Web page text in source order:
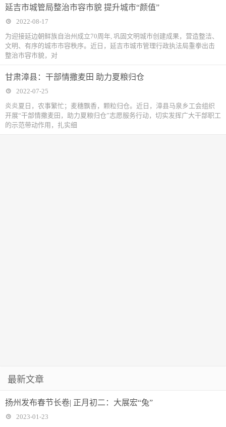
延吉市城管局整治市容市貌 提升城市“颜值”
2022-08-17
为迎接延边朝鲜族自治州成立70周年, 巩固文明城市创建成果，营造整洁、
文明、有序的城市市容秩序。近日，延吉市城市管理行政执法局重拳出击
整治市容市貌，对
甘肃漳县：干部情撒麦田 助力夏粮归仓
2022-07-25
炎炎夏日，农事繁忙；麦穗飘香，颗粒归仓。近日，漳县马泉乡工会组织
开展“干部情撒麦田，助力夏粮归仓”志愿服务行动，切实发挥广大干部职工
的示范带动作用，扎实细
最新文章
扬州发布春节长卷| 正月初二：大展宏“兔”
2023-01-23